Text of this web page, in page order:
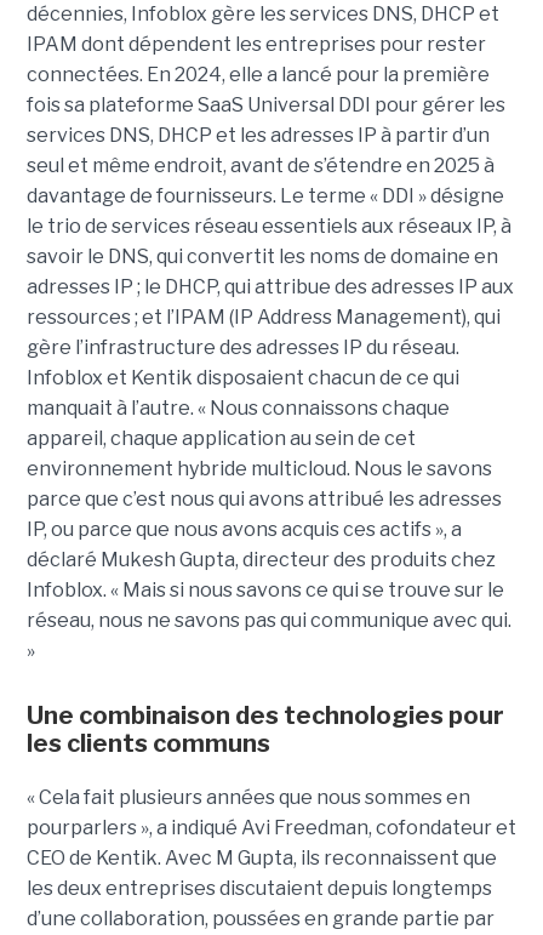
décennies, Infoblox gère les services DNS, DHCP et
IPAM dont dépendent les entreprises pour rester
connectées. En 2024, elle a lancé pour la première
fois sa plateforme SaaS Universal DDI pour gérer les
services DNS, DHCP et les adresses IP à partir d’un
seul et même endroit, avant de s’étendre en 2025 à
davantage de fournisseurs. Le terme « DDI » désigne
le trio de services réseau essentiels aux réseaux IP, à
savoir le DNS, qui convertit les noms de domaine en
adresses IP ; le DHCP, qui attribue des adresses IP aux
ressources ; et l’IPAM (IP Address Management), qui
gère l’infrastructure des adresses IP du réseau.
Infoblox et Kentik disposaient chacun de ce qui
manquait à l’autre. « Nous connaissons chaque
appareil, chaque application au sein de cet
environnement hybride multicloud. Nous le savons
parce que c’est nous qui avons attribué les adresses
IP, ou parce que nous avons acquis ces actifs », a
déclaré Mukesh Gupta, directeur des produits chez
Infoblox. « Mais si nous savons ce qui se trouve sur le
réseau, nous ne savons pas qui communique avec qui.
»
Une combinaison des technologies pour
les clients communs
« Cela fait plusieurs années que nous sommes en
pourparlers », a indiqué Avi Freedman, cofondateur et
CEO de Kentik. Avec M Gupta, ils reconnaissent que
les deux entreprises discutaient depuis longtemps
d’une collaboration, poussées en grande partie par